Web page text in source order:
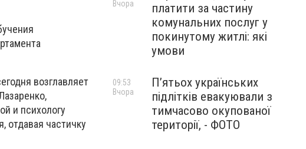
возглавляет
и психологу
отдавая частичку
платити за частину
комунальних послуг у
покинутому житлі: які
умови
Вчора
П’ятьох українських
підлітків евакуювали з
тимчасово окупованої
території, - ФОТО
09:53
Вчора